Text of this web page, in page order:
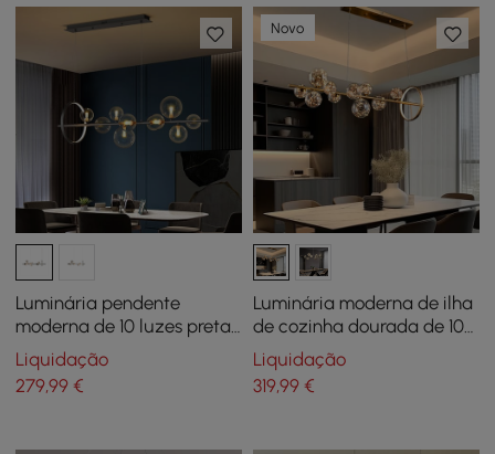
Luminária pendente
moderna de 10 luzes preta
Kitchen Island com abajur
de globo de vidro
Liquidação
279,99 €
Novo
Luminária moderna de ilha
de cozinha dourada de 10
luzes com luminárias
pendentes de teto Glass
Globe Shade
Liquidação
319,99€